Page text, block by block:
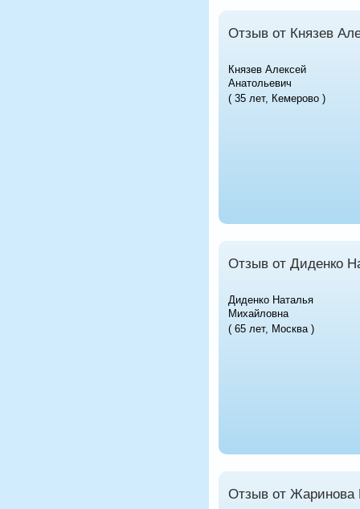
Отзыв от Князев
Князев Алексей
Анатольевич
( 35 лет, Кемерово )
Отзыв от Диденко
Диденко Наталья
Михайловна
( 65 лет, Москва )
Отзыв от Жаринова